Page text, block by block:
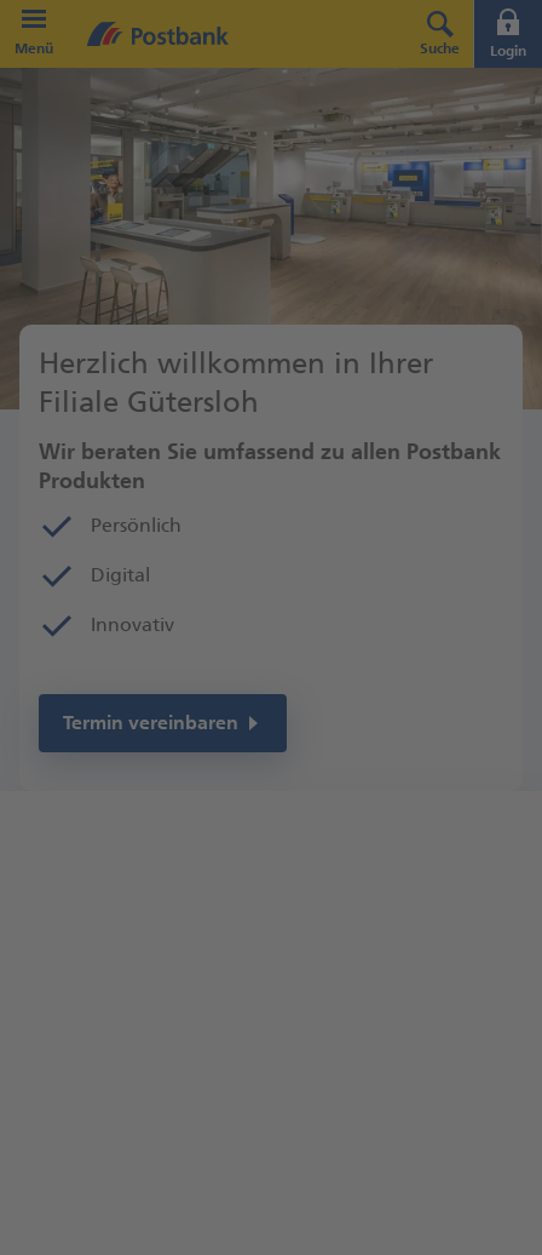
Direkt zur Hauptnavigation (Enter drücken)
Direkt zum Hauptinhalt (Enter drücken)
Direkt zur Suche (Enter drücken)
Menü Suche Login
Herzlich willkommen in Ihrer
Filiale Gütersloh
Wir beraten Sie umfassend zu allen Postbank
Produkten
Persönlich
Digital
Innovativ
Termin vereinbaren